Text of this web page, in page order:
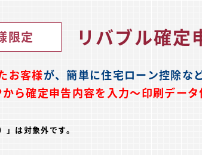
限定 リバブル確定
お客様が、簡単に住宅ローン控除な
から確定申告内容を入力〜印刷データ
は対象外です。